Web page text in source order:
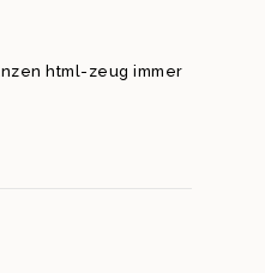
html-zeug immer